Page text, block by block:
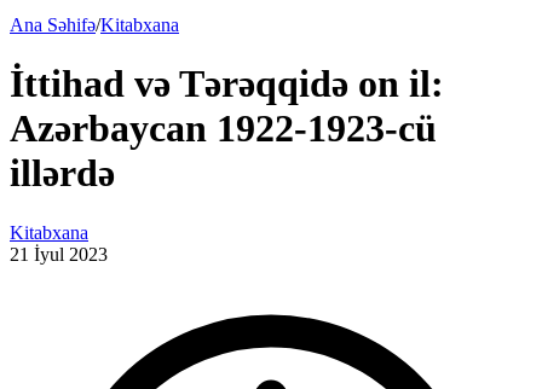
Ana Səhifə/Kitabxana
İttihad və Tərəqqidə on il:
Azərbaycan 1922-1923-cü
illərdə
Kitabxana
21 İyul 2023